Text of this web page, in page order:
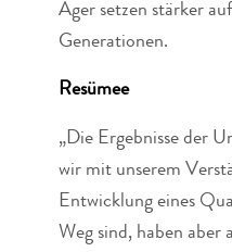
Ager setzen stärker
Generationen.
Resümee
„Die Ergebnisse der
wir mit unserem
Entwicklung eines
Weg sind, haben aber